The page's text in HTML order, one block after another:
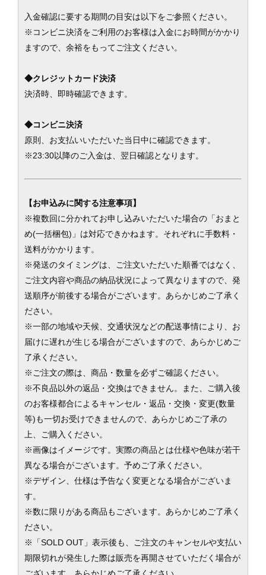
入金確認に要する期間の目安は以下をご参照ください。
※コンビニ決済をご利用のお客様は入金にお時間がかかり
ますので、余裕をもってご注文ください。
◆クレジットカード決済
決済時、即時確認できます。
◆コンビニ決済
原則、お支払いいただいた当日中に確認できます。
※23:30以降のご入金は、翌日確認となります。
【お申込みに関する注意事項】
※複数回に分かれてお申し込みいただいた場合の「おまと
め(一括梱包)」は対応できかねます。それぞれに手数料・
送料がかかります。
※発送のタイミングは、ご注文いただいた順番ではなく、
ご注文内容や商品の納品状況によって異なりますので、発
送順序が前後する場合がございます。あらかじめご了承く
ださい。
※一部の地域や天候、交通状況などの配送事情により、お
届けに遅れが生じる場合がございますので、あらかじめご
了承ください。
※ご注文の際は、商品・数量を必ずご確認ください。
※不良品以外の返品・交換はできません。また、ご購入後
のお客様都合によるキャンセル・返品・交換・変更(数量
等)も一切お受けできませんので、あらかじめご了承の
上、ご購入ください。
※画像はイメージです。実際の商品とは仕様や色味が若干
異なる場合がございます。予めご了承ください。
※デザイン、仕様は予告なく変更となる場合がございま
す。
※数に限りがある商品もございます。あらかじめご了承く
ださい。
※「SOLD OUT」表示後も、ご注文のキャンセルや支払い
期限切れが発生した際は販売を再開させていただく場合が